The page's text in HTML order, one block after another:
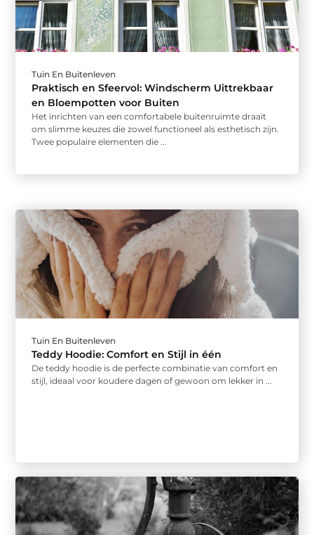
Tuin En Buitenleven
Praktisch en Sfeervol: Windscherm Uittrekbaar
en Bloempotten voor Buiten
Het inrichten van een comfortabele buitenruimte draait
om slimme keuzes die zowel functioneel als esthetisch zijn.
Twee populaire elementen die ...
Tuin En Buitenleven
Teddy Hoodie: Comfort en Stijl in één
De teddy hoodie is de perfecte combinatie van comfort en
stijl, ideaal voor koudere dagen of gewoon om lekker in ...